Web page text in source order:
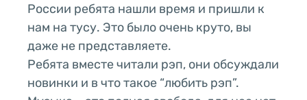
России ребята нашли время и пришли к
нам на тусу. Это было очень круто, вы
даже не представляете.
Ребята вместе читали рэп, они обсуждали
новинки и в что такое “любить рэп”.